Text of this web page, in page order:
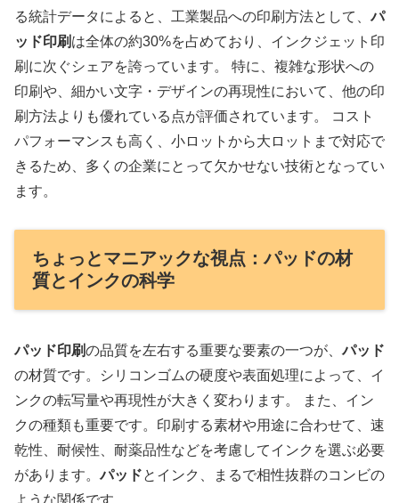
る統計データによると、工業製品への印刷方法として、パ
ッド印刷 は全体の約30%を占めており、インクジェット印
刷に次ぐシェアを誇っています。 特に、複雑な形状への
印刷や、細かい文字・デザインの再現性において、他の印
刷方法よりも優れている点が評価されています。 コスト
パフォーマンスも高く、小ロットから大ロットまで対応で
きるため、多くの企業にとって欠かせない技術となってい
ます。
ちょっとマニアックな視点：パッドの材
質とインクの科学
パッド印刷の品質を左右する重要な要素の一つが、パッド
の材質です。シリコンゴムの硬度や表面処理によって、イ
ンクの転写量や再現性が大きく変わります。 また、イン
クの種類も重要です。印刷する素材や用途に合わせて、速
乾性、耐候性、耐薬品性などを考慮してインクを選ぶ必要
があります。パッドとインク、まるで相性抜群のコンビの
ような関係です。